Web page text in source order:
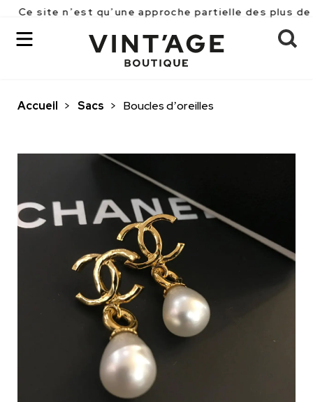
qu’une approche partielle des plus de 2500
Accueil > Sacs > Boucles d’oreilles